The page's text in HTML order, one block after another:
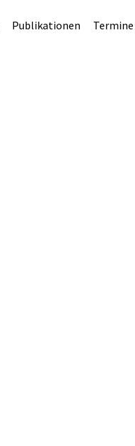
Publikationen Termine